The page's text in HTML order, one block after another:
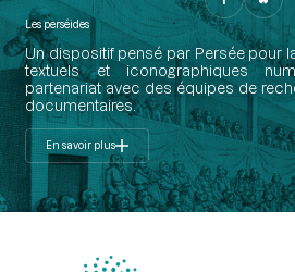
Les perséides
Un dispositif pensé par Persée pour
textuels et iconographiques
partenariat avec des équipes de
documentaires.
En savoir plus